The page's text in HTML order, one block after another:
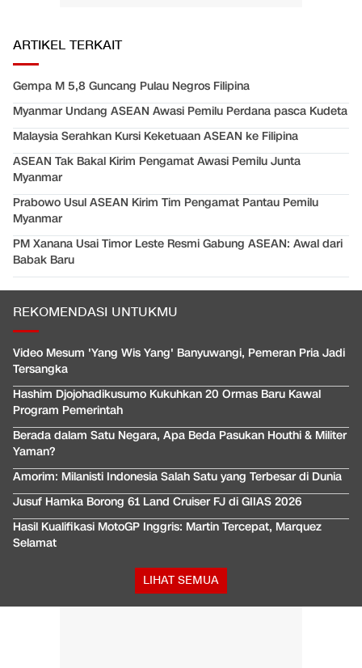
ARTIKEL TERKAIT
Gempa M 5,8 Guncang Pulau Negros Filipina
Myanmar Undang ASEAN Awasi Pemilu Perdana pasca Kudeta
Malaysia Serahkan Kursi Keketuaan ASEAN ke Filipina
ASEAN Tak Bakal Kirim Pengamat Awasi Pemilu Junta
Myanmar
Prabowo Usul ASEAN Kirim Tim Pengamat Pantau Pemilu
Myanmar
PM Xanana Usai Timor Leste Resmi Gabung ASEAN: Awal dari
Babak Baru
REKOMENDASI UNTUKMU
Video Mesum 'Yang Wis Yang' Banyuwangi, Pemeran Pria Jadi
Tersangka
Hashim Djojohadikusumo Kukuhkan 20 Ormas Baru Kawal
Program Pemerintah
Berada dalam Satu Negara, Apa Beda Pasukan Houthi & Militer
Yaman?
Amorim: Milanisti Indonesia Salah Satu yang Terbesar di Dunia
Jusuf Hamka Borong 61 Land Cruiser FJ di GIIAS 2026
Hasil Kualifikasi MotoGP Inggris: Martin Tercepat, Marquez
Selamat
LIHAT SEMUA